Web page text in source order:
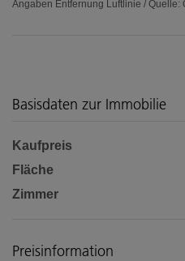
Angaben Entfernung Luftlinie / Quelle:
Basisdaten zur Immobilie
Kaufpreis
Fläche
Zimmer
Preisinformation